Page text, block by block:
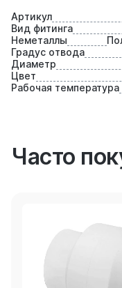
Артикул
Вид фитинга
Неметаллы
Градус отвода
Диаметр
Цвет
Рабочая температура
Часто